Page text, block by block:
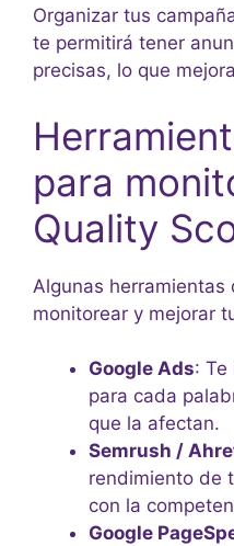
Organizar tus
te permitirá tener
precisas, lo que
para
Quality
Algunas herramientas
monitorear y mejorar
Google Ads: Te
para cada
que la afectan.
Semrush /
rendimiento de
con la
Google